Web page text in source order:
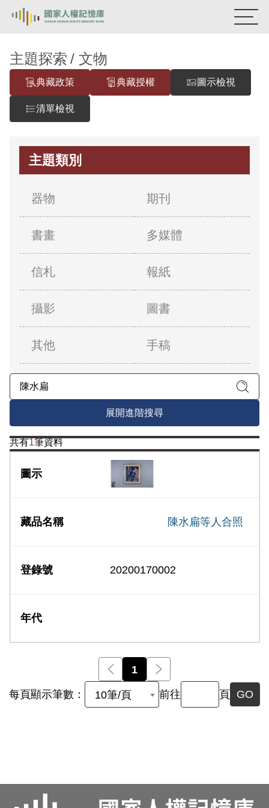
熱門關鍵字：陳孟和 李舜治 鹿窟事件
安康接待室
新生訓導處
蛋殼畫 送物單
背景知識
意見信箱
主題探索 文物
典藏政策 典藏授權 圖示檢視
清單檢視
主題類別
器物 期刊
書畫 多媒體
信札 報紙
攝影 圖書
其他 手稿
展開進階搜尋
共有1筆資料
陳水扁等人合照
20200170002
前一頁
1
每頁顯示筆數： 10筆/頁 前往 頁 GO